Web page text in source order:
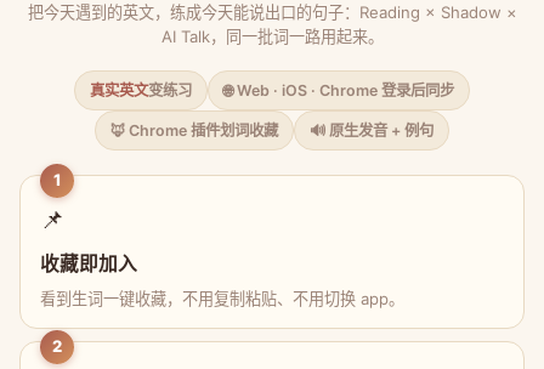
把今天遇到的英文，练成今天能说出口的句子：Reading × Shadow ×
AI Talk，同一批词一路用起来。
真实英文变练习 🌐 Web · iOS · Chrome 登录后同步
🦊 Chrome 插件划词收藏 🔊 原生发音 + 例句
1
📌
收藏即加入
看到生词一键收藏，不用复制粘贴、不用切换 app。
2